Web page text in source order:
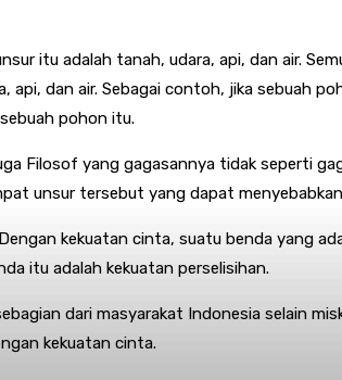
itu adalah tanah, udara, api, dan air.
api, dan air. Sebagai contoh, jika sebuah
pohon itu.
Filosof yang gagasannya tidak seperti
unsur tersebut yang dapat
kekuatan cinta, suatu benda yang
itu adalah kekuatan perselisihan.
dari masyarakat Indonesia selain
kekuatan cinta.